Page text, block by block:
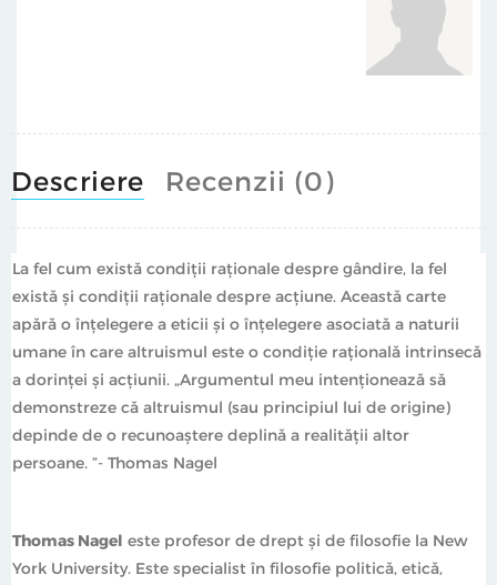
Descriere Recenzii (0)
La fel cum există condiții raționale despre gândire, la fel
există și condiții raționale despre acțiune. Această carte
apără o înțelegere a eticii și o înțelegere asociată a naturii
umane în care altruismul este o condiție rațională intrinsecă
a dorinței și acțiunii. „Argumentul meu intenţionează să
demonstreze că altruismul (sau principiul lui de origine)
depinde de o recunoaştere deplină a realităţii altor
persoane. ”- Thomas Nagel
Thomas Nagel este profesor de drept şi de filosofie la New
York University. Este specialist în filosofie politică, etică,